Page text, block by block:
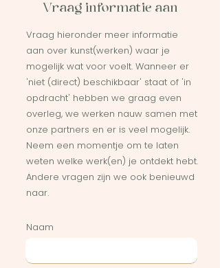
Vraag informatie aan
Vraag hieronder meer informatie
aan over kunst(werken) waar je
mogelijk wat voor voelt. Wanneer er
'niet (direct) beschikbaar' staat of 'in
opdracht' hebben we graag even
overleg, we werken nauw samen met
onze partners en er is veel mogelijk.
Neem een momentje om te laten
weten welke werk(en) je ontdekt hebt.
Andere vragen zijn we ook benieuwd
naar.
Naam